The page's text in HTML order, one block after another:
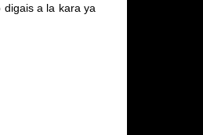
a la kara ya